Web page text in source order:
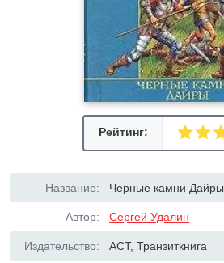
Рейтинг:
Название: Черные камни Дайры
Автор: Сергей Удалин
Издательство: АСТ, Транзиткнига